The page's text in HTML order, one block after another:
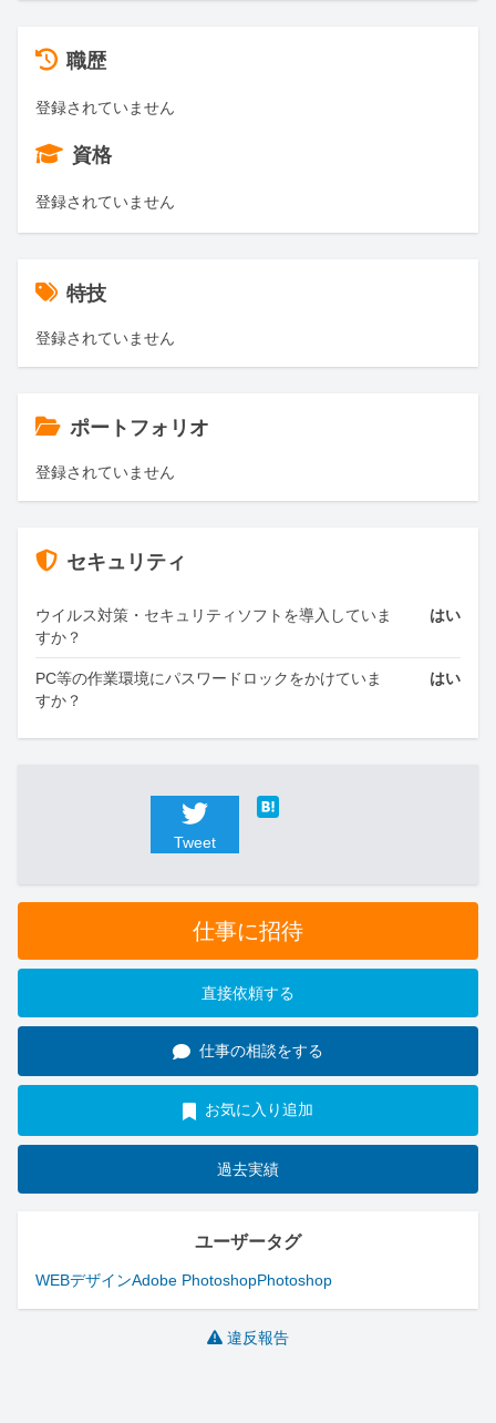
職歴
登録されていません
資格
登録されていません
特技
登録されていません
ポートフォリオ
登録されていません
セキュリティ
ウイルス対策・セキュリティソフトを導入していま
すか？
はい
PC等の作業環境にパスワードロックをかけていま
すか？
はい
Tweet
仕事に招待
直接依頼する
仕事の相談をする
お気に入り追加
過去実績
ユーザータグ
WEBデザインAdobe PhotoshopPhotoshop
違反報告